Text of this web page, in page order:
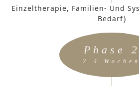
Einzeltherapie, Familien- Und
Bedarf)
Phase 2
2-4 Wochen